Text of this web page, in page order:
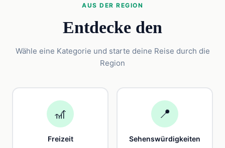
AUS DER REGION
Entdecke den
Wähle eine Kategorie und starte deine Reise durch die
Region
🎢
Freizeit
📍
Sehenswürdigkeiten